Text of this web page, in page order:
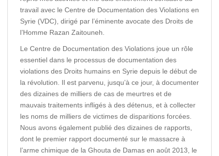
travail avec le Centre de Documentation des Violations en
Syrie (VDC), dirigé par l’éminente avocate des Droits de
l’Homme Razan Zaitouneh.
Le Centre de Documentation des Violations joue un rôle
essentiel dans le processus de documentation des
violations des Droits humains en Syrie depuis le début de
la révolution. Il est parvenu, jusqu’à ce jour, à documenter
des dizaines de milliers de cas de meurtres et de
mauvais traitements infligés à des détenus, et à collecter
les noms de milliers de victimes de disparitions forcées.
Nous avons également publié des dizaines de rapports,
dont le premier rapport documenté sur le massacre à
l’arme chimique de la Ghouta de Damas en août 2013, le